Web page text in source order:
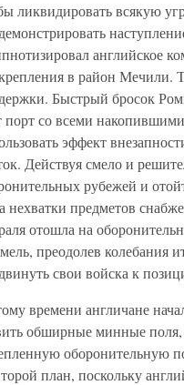
ликвидировать всякую
английское
в район Мечили.
Быстрый бросок
порт со всеми
эффект
Действуя смело и
рубежей и
нехватки предметов
отошла на
преодолев колебания
свои войска к
времени англичане
обширные минные поля,
оборонительную
план, поскольку